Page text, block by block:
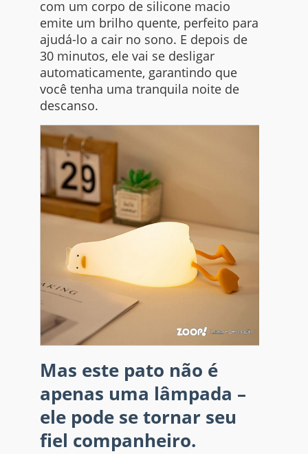
com um corpo de silicone macio
emite um brilho quente, perfeito para
ajudá-lo a cair no sono. E depois de
30 minutos, ele vai se desligar
automaticamente, garantindo que
você tenha uma tranquila noite de
descanso.
Mas este pato não é
apenas uma lâmpada –
ele pode se tornar seu
fiel companheiro.